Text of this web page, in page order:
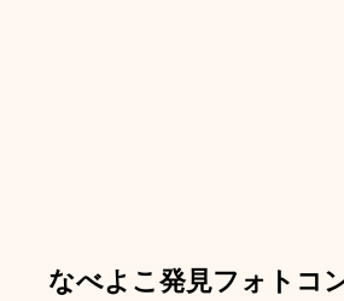
なべよこ発見フォトコ